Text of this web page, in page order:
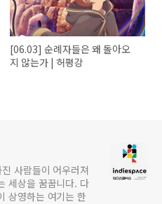
[06.03] 순례자들은 왜 돌아오
지 않는가 | 허평강
사람들이 어우러져
세상을 꿈꿉니다. 다
상영하는 여기는 한